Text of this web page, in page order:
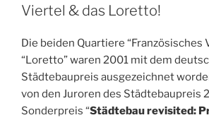
Viertel & das Loretto!
Die beiden Quartiere “Französisches
“Loretto” waren 2001 mit dem
Städtebaupreis ausgezeichnet
von den Juroren des Städtebaupreis
Sonderpreis “Städtebau revisited: